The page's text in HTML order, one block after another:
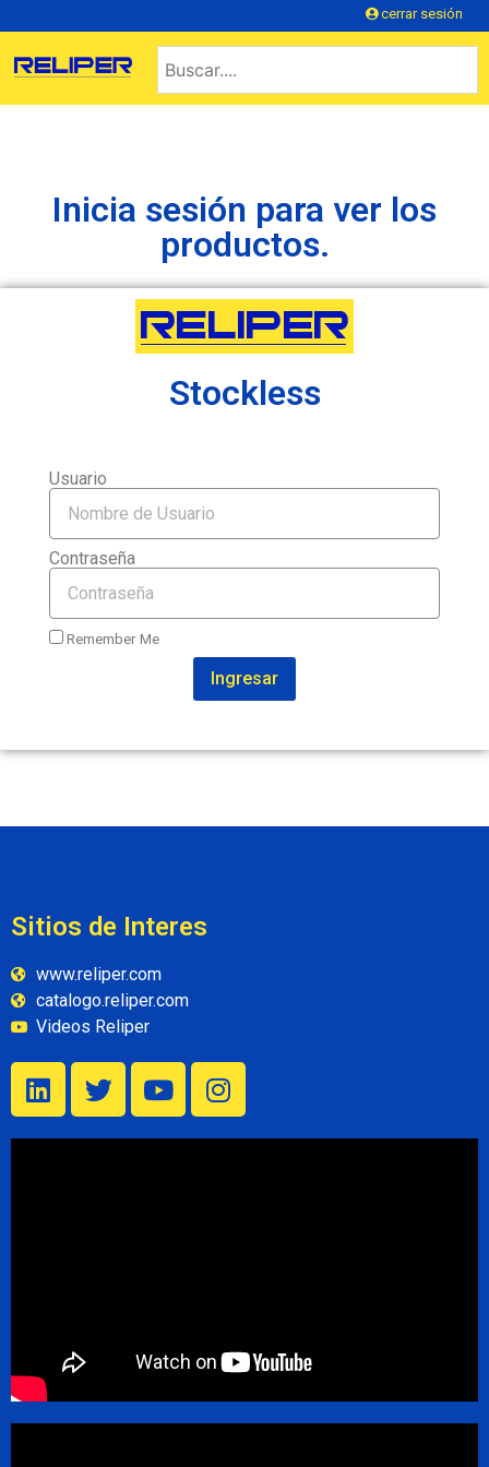
cerrar sesión
Inicia sesión para ver los
productos.
Stockless
Usuario
Contraseña
Remember Me
Ingresar
Sitios de Interes
www.reliper.com
catalogo.reliper.com
Videos Reliper